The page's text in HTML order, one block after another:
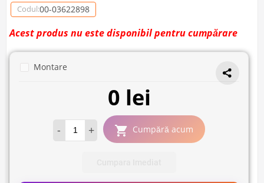
Codul:00-03622898
Acest produs nu este disponibil pentru cumpărare
Montare
0 lei
- + Cumpără acum